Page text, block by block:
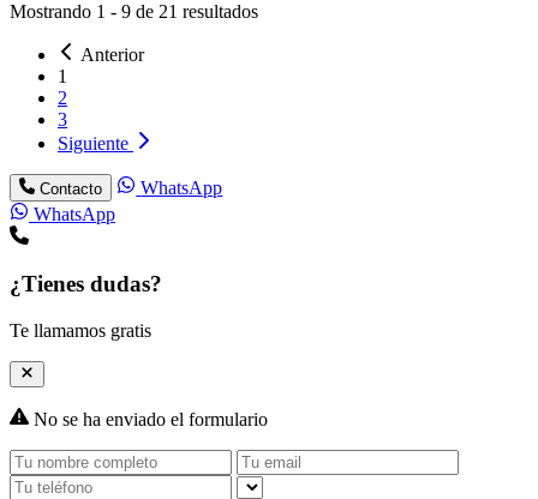
Mostrando 1 - 9 de 21 resultados
Anterior
1
2
3
Siguiente
Contacto
WhatsApp
WhatsApp
¿Tienes dudas?
Te llamamos gratis
No se ha enviado el formulario